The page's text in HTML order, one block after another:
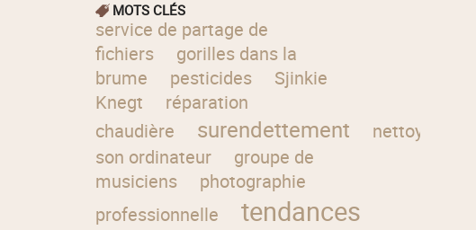
MOTS CLÉS
service de partage de
fichiers
gorilles dans la
brume
pesticides
Sjinkie
Knegt
réparation
chaudière
surendettement
nettoyer
son ordinateur
groupe de
musiciens
photographie
professionnelle
tendances